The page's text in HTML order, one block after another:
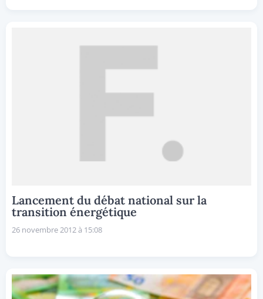
Lancement du débat national sur la
transition énergétique
26 novembre 2012 à 15:08